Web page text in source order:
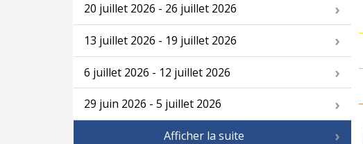
20 juillet 2026 - 26 juillet 2026
13 juillet 2026 - 19 juillet 2026
6 juillet 2026 - 12 juillet 2026
29 juin 2026 - 5 juillet 2026
Afficher la suite